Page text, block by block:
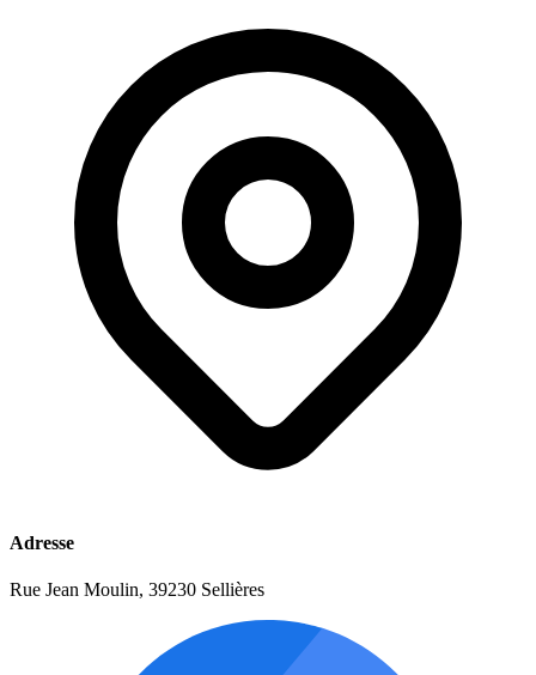
Adresse
Rue Jean Moulin, 39230 Sellières